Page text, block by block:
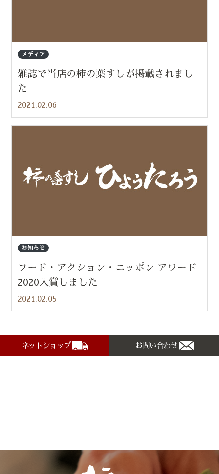
メディア
雑誌で当店の柿の葉すしが掲載されまし
た
2021.02.06
お知らせ
フード・アクション・ニッポン アワード
2020入賞しました
2021.02.05
ネットショップ お問い合わせ